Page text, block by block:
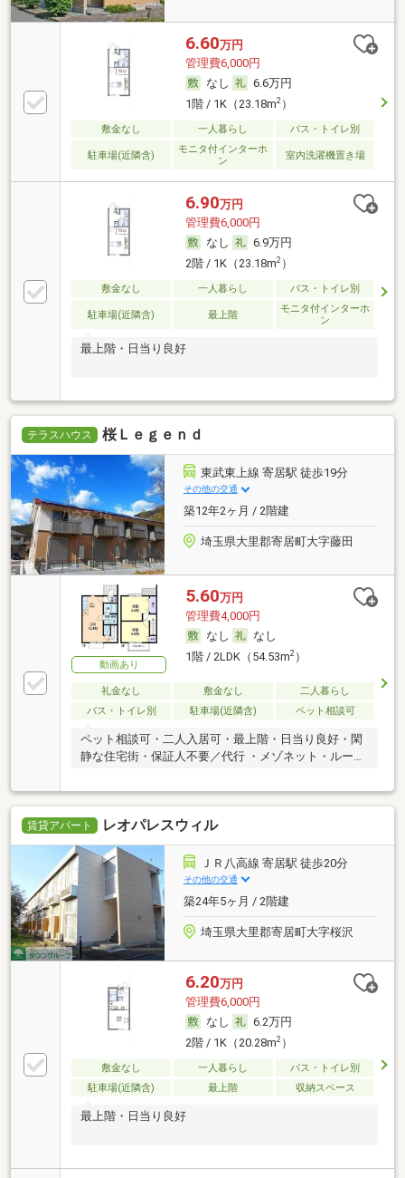
6.60万円
管理費6,000円
なし
6.6万円
1階 / 1K（23.18m2）
敷金なし 一人暮らし バス・トイレ別
駐車場(近隣含)
モニタ付インターホ
ン
室内洗濯機置き場
6.90万円
管理費6,000円
なし
6.9万円
2階 / 1K（23.18m2）
敷金なし 一人暮らし バス・トイレ別
駐車場(近隣含) 最上階
モニタ付インターホ
ン
最上階・日当り良好
テラスハウス 桜Ｌｅｇｅｎｄ
東武東上線 寄居駅 徒歩19分
その他の交通
築12年2ヶ月 / 2階建
埼玉県大里郡寄居町大字藤田
動画あり
5.60万円
管理費4,000円
なし
なし
1階 / 2LDK（54.53m2）
礼金なし 敷金なし
二人暮らし
バス・トイレ別
駐車場(近隣含) ペット相談可
ペット相談可・二人入居可・最上階・日当り良好・閑
静な住宅街・保証人不要／代行 ・メゾネット・ルーム
賃貸アパート レオパレスウィル
ＪＲ八高線 寄居駅 徒歩20分
その他の交通
築24年5ヶ月 / 2階建
埼玉県大里郡寄居町大字桜沢
6.20万円
管理費6,000円
なし
6.2万円
2階 / 1K（20.28m2）
敷金なし 一人暮らし
バス・トイレ別
駐車場(近隣含)
最上階 収納スペース
最上階・日当り良好